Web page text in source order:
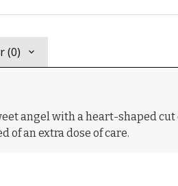
(0)
angel with a heart-shaped
of an extra dose of care.